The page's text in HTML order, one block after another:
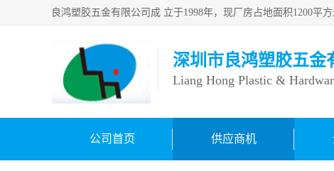
深圳市良鸿塑胶五金
Liang Hong Plastic &
公司首页 供应商机